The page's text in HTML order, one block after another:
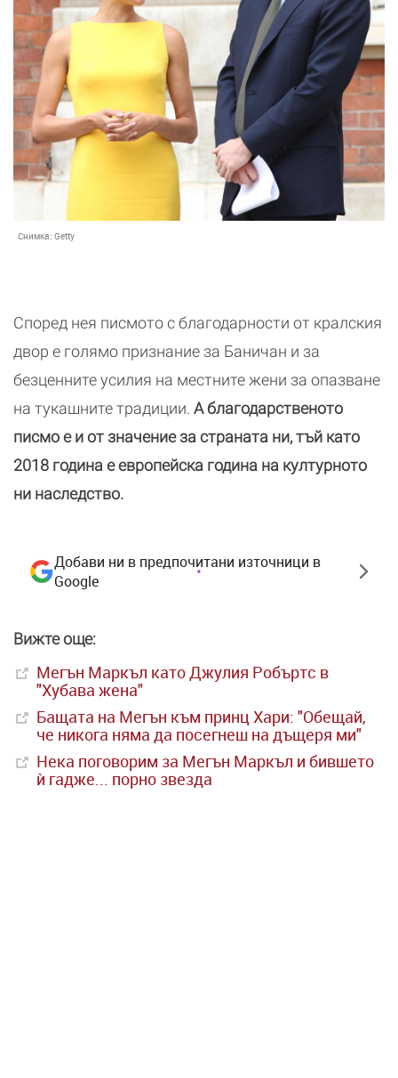
Снимка: Getty
Според нея писмото с благодарности от кралския
двор е голямо признание за Баничан и за
безценните усилия на местните жени за опазване
на тукашните традиции. А благодарственото
писмо е и от значение за страната ни, тъй като
2018 година е европейска година на културното
ни наследство.
Добави ни в предпочитани източници в
Google
Вижте още:
Мегън Маркъл като Джулия Робъртс в
"Хубава жена"
Бащата на Мегън към принц Хари: "Обещай,
че никога няма да посегнеш на дъщеря ми"
Нека поговорим за Мегън Маркъл и бившето
ѝ гадже... порно звезда